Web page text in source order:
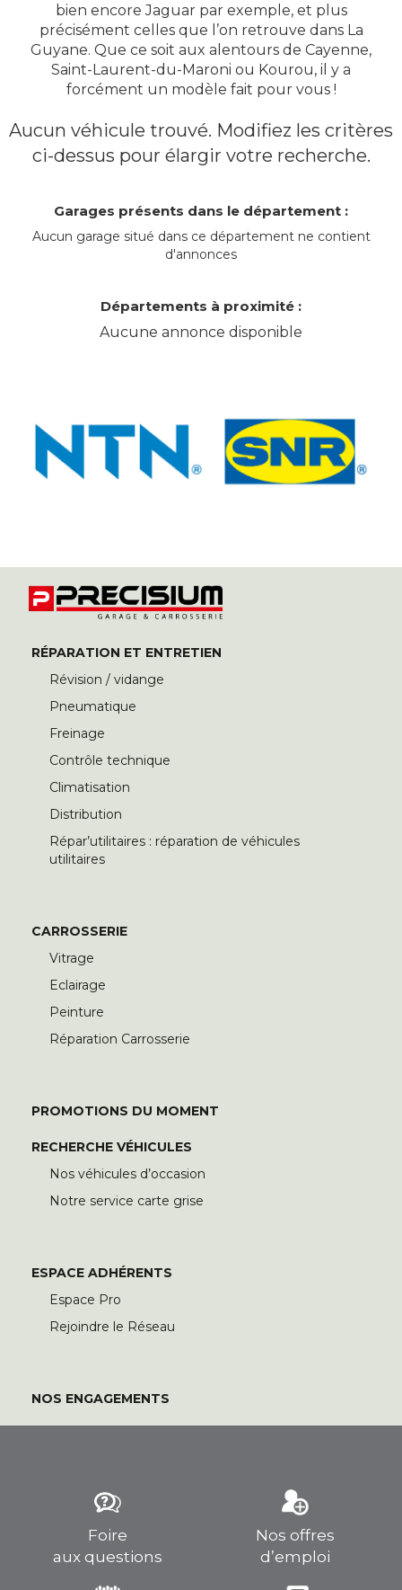
bien encore Jaguar par exemple, et plus
précisément celles que l’on retrouve dans La
Guyane. Que ce soit aux alentours de Cayenne,
Saint-Laurent-du-Maroni ou Kourou, il y a
forcément un modèle fait pour vous !
Aucun véhicule trouvé. Modifiez les critères
ci-dessus pour élargir votre recherche.
Garages présents dans le département :
Aucun garage situé dans ce département ne contient
d'annonces
Départements à proximité :
Aucune annonce disponible
RÉPARATION ET ENTRETIEN
Révision / vidange
Pneumatique
Freinage
Contrôle technique
Climatisation
Distribution
Répar’utilitaires : réparation de véhicules
utilitaires
CARROSSERIE
Vitrage
Eclairage
Peinture
Réparation Carrosserie
PROMOTIONS DU MOMENT
RECHERCHE VÉHICULES
Nos véhicules d’occasion
Notre service carte grise
ESPACE ADHÉRENTS
Espace Pro
Rejoindre le Réseau
NOS ENGAGEMENTS
Foire
aux questions
Nos offres
d’emploi